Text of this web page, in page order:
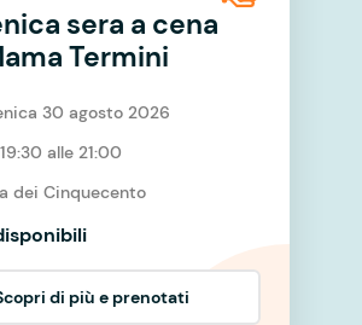
sera a cena
Termini
30 agosto 2026
alle 21:00
dei Cinquecento
di più e prenotati